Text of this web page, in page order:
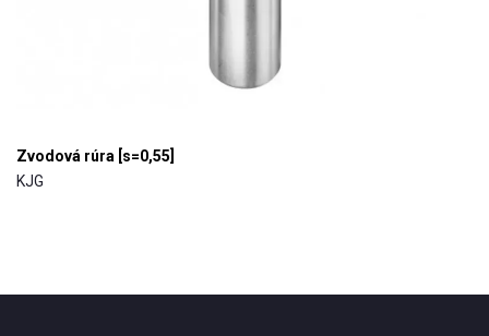
Zvodová rúra [s=0,55]
KJG